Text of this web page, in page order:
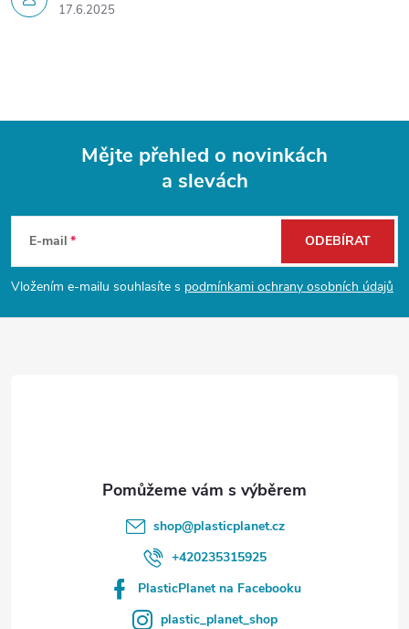
17.6.2025
p
a
Mějte přehled o novinkách
a slevách
E-mail
Vložením e-mailu souhlasíte s podmínkami ochrany osobních údajů
ODEBÍRAT
shop@plasticplanet.cz
+420235315925
PlasticPlanet na Facebooku
plastic_planet_shop